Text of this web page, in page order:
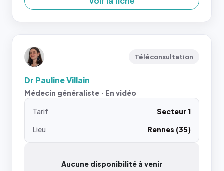
Téléconsultation
Dr Pauline Villain
Médecin généraliste · En vidéo
Tarif
Secteur 1
Lieu
Rennes (35)
Aucune disponibilité à venir